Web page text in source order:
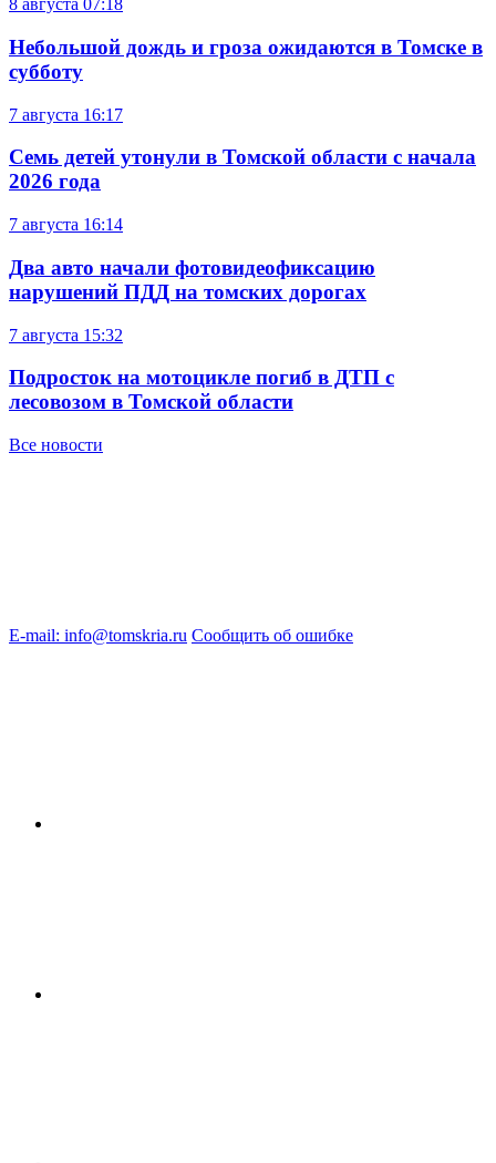
8 августа 07:18
Небольшой дождь и гроза ожидаются в Томске в
субботу
7 августа 16:17
Семь детей утонули в Томской области с начала
2026 года
7 августа 16:14
Два авто начали фотовидеофиксацию
нарушений ПДД на томских дорогах
7 августа 15:32
Подросток на мотоцикле погиб в ДТП с
лесовозом в Томской области
Все новости
E-mail: info@tomskria.ru Сообщить об ошибке